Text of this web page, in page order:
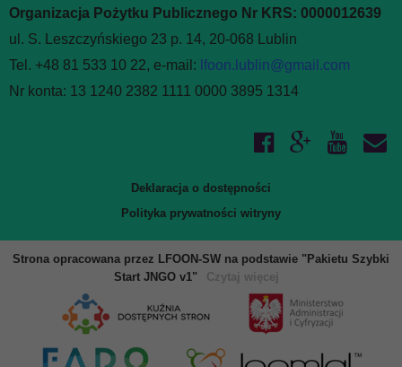
Organizacja Pożytku Publicznego Nr KRS: 0000012639
ul. S. Leszczyńskiego 23 p. 14, 20-068 Lublin
Tel. +48 81 533 10 22, e-mail: lfoon.lublin@gmail.com
Nr konta: 13 1240 2382 1111 0000 3895 1314
Deklaracja o dostępności
Polityka prywatności witryny
Strona opracowana przez LFOON-SW na podstawie "Pakietu Szybki
Start JNGO v1"
Czytaj więcej